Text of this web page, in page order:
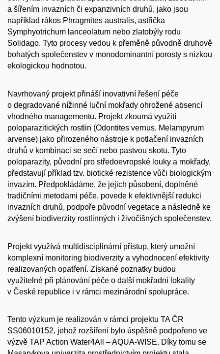
a šířením invazních či expanzivních druhů, jako jsou
například rákos Phragmites australis, astřička
Symphyotrichum lanceolatum nebo zlatobýly rodu
Solidago. Tyto procesy vedou k přeměně původně druhově
bohatých společenstev v monodominantní porosty s nízkou
ekologickou hodnotou.
Navrhovaný projekt přináší inovativní řešení péče
o degradované nížinné luční mokřady ohrožené absencí
vhodného managementu. Projekt zkoumá využití
poloparazitických rostlin (Odontites vernus, Melampyrum
arvense) jako přirozeného nástroje k potlačení invazních
druhů v kombinaci se sečí nebo pastvou skotu. Tyto
poloparazity, původní pro středoevropské louky a mokřady,
představují příklad tzv. biotické rezistence vůči biologickým
invazím. Předpokládáme, že jejich působení, doplněné
tradičními metodami péče, povede k efektivnější redukci
invazních druhů, podpoře původní vegetace a následně ke
zvýšení biodiverzity rostlinných i živočišných společenstev.
Projekt využívá multidisciplinární přístup, který umožní
komplexní monitoring biodiverzity a vyhodnocení efektivity
realizovaných opatření. Získané poznatky budou
využitelné při plánování péče o další mokřadní lokality
v České republice i v rámci mezinárodní spolupráce.
Tento výzkum je realizován v rámci projektu TA ČR
SS06010152, jehož rozšíření bylo úspěšně podpořeno ve
výzvě TAP Action Water4All – AQUA-WISE. Díky tomu se